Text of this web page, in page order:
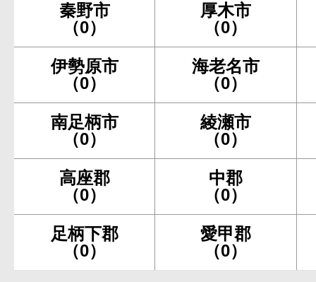
秦野市
（0）
厚木市
（0）
伊勢原市
（0）
海老名市
（0）
南足柄市
（0）
綾瀬市
（0）
高座郡
（0）
中郡
（0）
足柄下郡
（0）
愛甲郡
（0）